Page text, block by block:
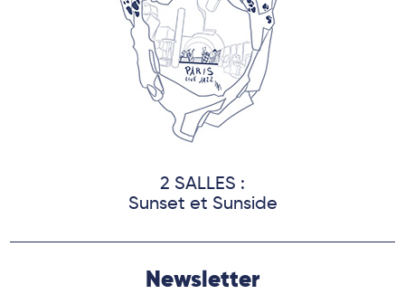
2 SALLES :
Sunset et Sunside
Newsletter